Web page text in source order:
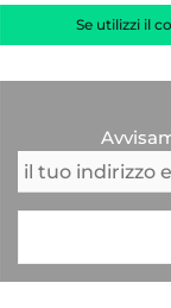
Se utilizzi il